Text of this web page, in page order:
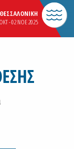
ΘΕΣΣΑΛΟΝΙΚΗ
- 02 NOE 2025